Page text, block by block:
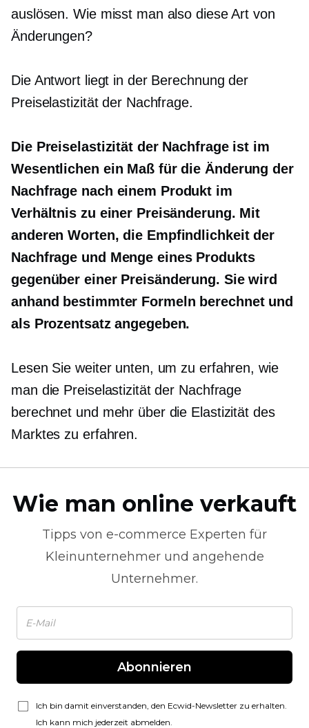
auslösen. Wie misst man also diese Art von
Änderungen?
Die Antwort liegt in der Berechnung der
Preiselastizität der Nachfrage.
Die Preiselastizität der Nachfrage ist im
Wesentlichen ein Maß für die Änderung der
Nachfrage nach einem Produkt im
Verhältnis zu einer Preisänderung. Mit
anderen Worten, die Empfindlichkeit der
Nachfrage und Menge eines Produkts
gegenüber einer Preisänderung. Sie wird
anhand bestimmter Formeln berechnet und
als Prozentsatz angegeben.
Lesen Sie weiter unten, um zu erfahren, wie
man die Preiselastizität der Nachfrage
berechnet und mehr über die Elastizität des
Marktes zu erfahren.
Wie man online verkauft
Tipps von e-commerce Experten für
Kleinunternehmer und angehende
Unternehmer.
Abonnieren
Ich bin damit einverstanden, den Ecwid-Newsletter zu erhalten.
Ich kann mich jederzeit abmelden.